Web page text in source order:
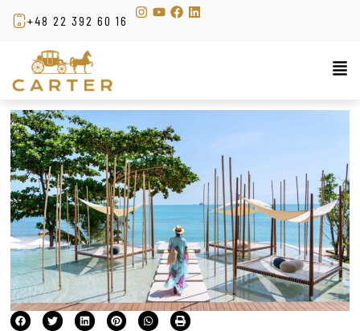
+48 22 392 60 16